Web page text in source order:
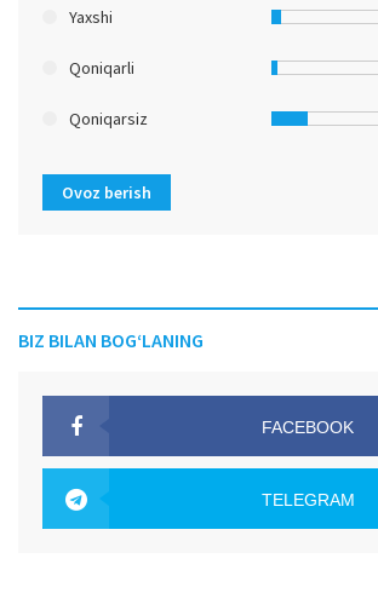
Yaxshi
Qoniqarli
Qoniqarsiz
Ovoz berish
BIZ BILAN BOG‘LANING
FACEBOOK
TELEGRAM